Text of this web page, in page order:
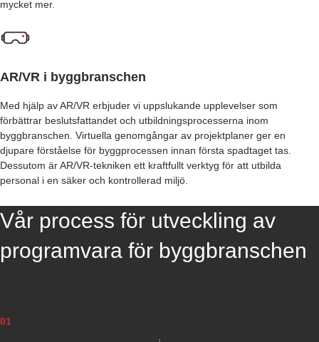
W
R
E
S
P
P
L
Y
C
A
I
N
A
N
D
E
mycket mer.
AR/VR i byggbranschen
Med hjälp av AR/VR erbjuder vi uppslukande upplevelser som
förbättrar beslutsfattandet och utbildningsprocesserna inom
byggbranschen. Virtuella genomgångar av projektplaner ger en
djupare förståelse för byggprocessen innan första spadtaget tas.
Dessutom är AR/VR-tekniken ett kraftfullt verktyg för att utbilda
personal i en säker och kontrollerad miljö.
Vår process för utveckling av
programvara för byggbranschen
01